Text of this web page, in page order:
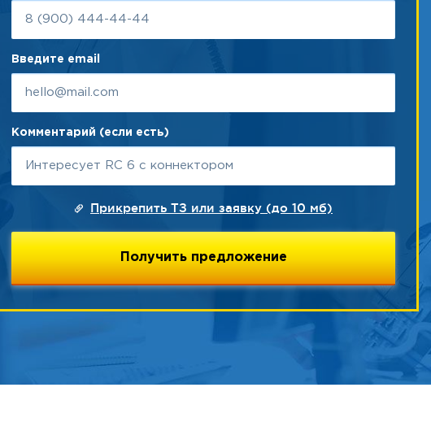
Введите email
Комментарий (если есть)
Прикрепить ТЗ или заявку (до 10 мб)